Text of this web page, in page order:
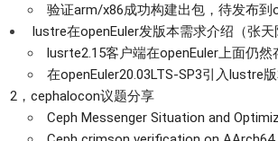
验证arm/x86成功构建出包，待发布到
lustre在openEuler发版本需求介绍（张天
lusrte2.15客户端在openEuler上面仍
在openEuler20.03LTS-SP3引入lustre
2，cephalocon议题分享
Ceph Messenger Situation and